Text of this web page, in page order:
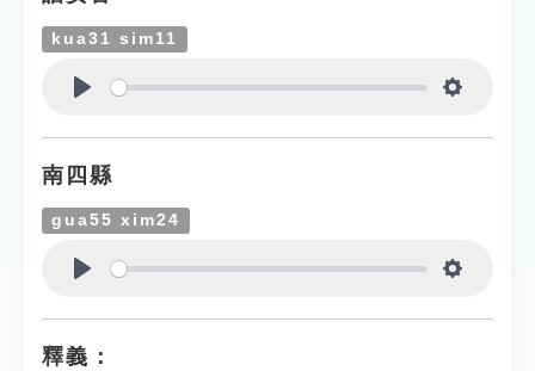
kua31 sim11
南四縣
gua55 xim24
釋義：